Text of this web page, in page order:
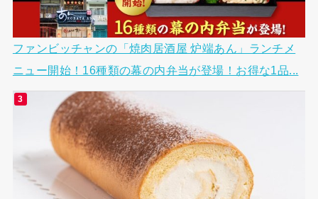
ファンビッチャンの「焼肉居酒屋 炉端あん」ランチメ
ニュー開始！16種類の幕の内弁当が登場！お得な1品...